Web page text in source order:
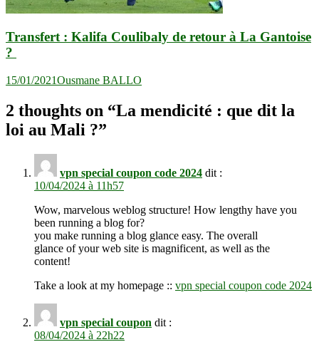
Transfert : Kalifa Coulibaly de retour à La Gantoise
?
15/01/2021Ousmane BALLO
2 thoughts on “La mendicité : que dit la
loi au Mali ?”
vpn special coupon code 2024 dit :
10/04/2024 à 11h57
Wow, marvelous weblog structure! How lengthy have you
been running a blog for?
you make running a blog glance easy. The overall
glance of your web site is magnificent, as well as the
content!
Take a look at my homepage :: vpn special coupon code 2024
vpn special coupon dit :
08/04/2024 à 22h22